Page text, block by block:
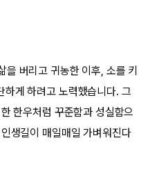
을 버리고 귀농한 이후, 소를 키
하게 하려고 노력했습니다. 그
한우처럼 꾸준함과 성실함으
생길이 매일매일 가벼워진다